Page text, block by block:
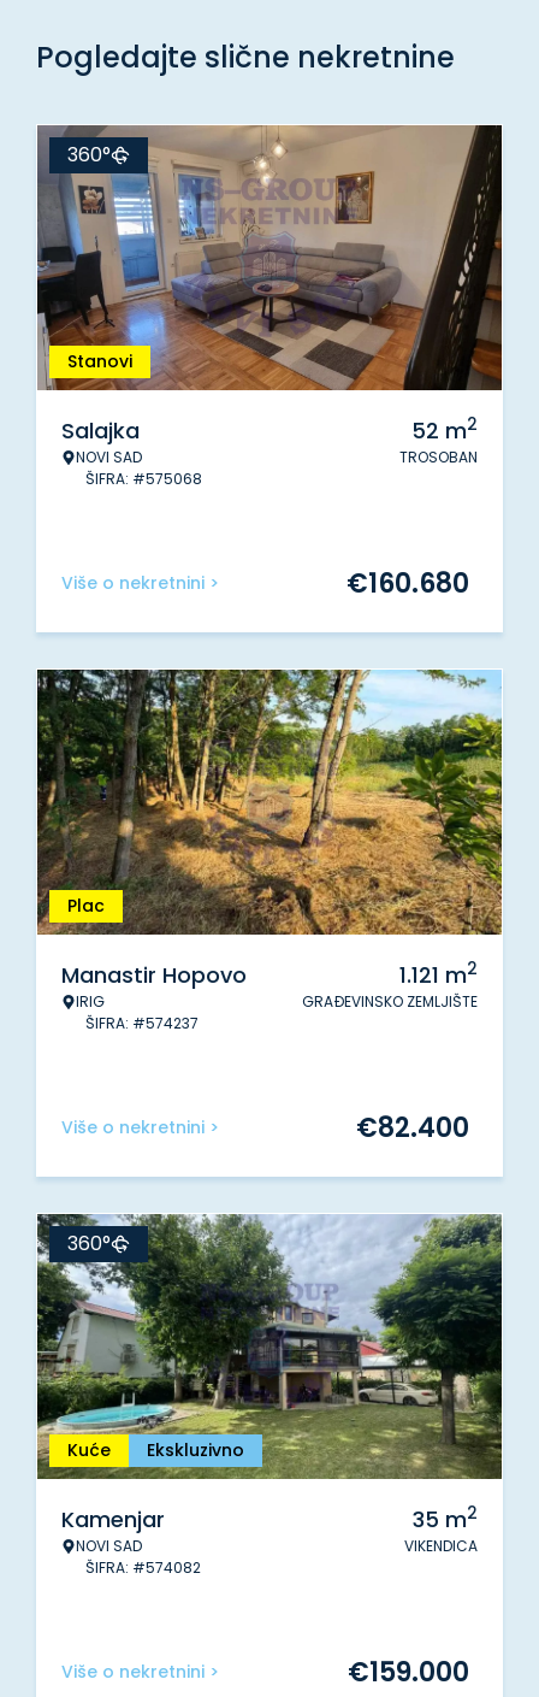
Pogledajte slične nekretnine
Stanovi
360°
Salajka
NOVI SAD
ŠIFRA: #575068
52 m2
TROSOBAN
Više o nekretnini > €160.680
Plac
Manastir Hopovo
IRIG
ŠIFRA: #574237
1.121 m2
GRAĐEVINSKO ZEMLJIŠTE
Više o nekretnini > €82.400
Kuće Ekskluzivno
360°
Kamenjar
NOVI SAD
ŠIFRA: #574082
35 m2
VIKENDICA
Više o nekretnini > €159.000